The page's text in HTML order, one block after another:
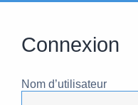
Connexion
Nom d’utilisateur